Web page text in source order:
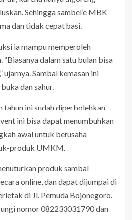
Sehingga sambel’e MBK
dan tidak cepat basi.
ia mampu memperoleh
“Biasanya dalam satu bulan bisa
ujarnya. Sambal kemasan ini
dan sahur.
tahun ini sudah diperbolehkan
ini bisa dapat menumbuhkan
awal untuk berusaha
produk UMKM.
produk sambal
online, dan dapat dijumpai di
di Jl. Pemuda Bojonegoro.
nomor 082233031790 dan